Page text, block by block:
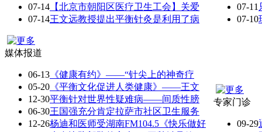
07-14 【北京市朝阳区医疗卫生工会】关爱
07-14王文远教授提出平衡针灸是利用了病
07-11
07-10
媒体报道
06-13 《健康有约》——“针尖上的神奇疗
05-20 《平衡文化促进人类健康》——王文
12-30平衡针对世界性疑难病——间质性膀
06-30王国强充分肯定拉萨市社区卫生服务
12-26杨迪和医师受湖南FM104.5《快乐做好
专家门诊
09-29